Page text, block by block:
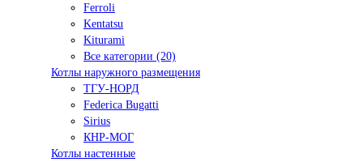
Ferroli
Kentatsu
Kiturami
Все категории (20)
Котлы наружного размещения
ТГУ-НОРД
Federica Bugatti
Sirius
КНР-МОГ
Котлы настенные